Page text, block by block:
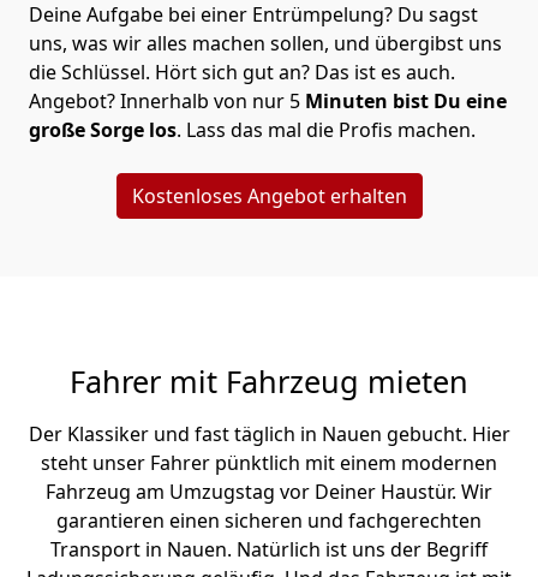
Deine Aufgabe bei einer Entrümpelung? Du sagst
uns, was wir alles machen sollen, und übergibst uns
die Schlüssel. Hört sich gut an? Das ist es auch.
Angebot? Innerhalb von nur 5 Minuten bist Du eine
große Sorge los. Lass das mal die Profis machen.
Kostenloses Angebot erhalten
Fahrer mit Fahrzeug mieten
Der Klassiker und fast täglich in Nauen gebucht. Hier
steht unser Fahrer pünktlich mit einem modernen
Fahrzeug am Umzugstag vor Deiner Haustür. Wir
garantieren einen sicheren und fachgerechten
Transport in Nauen. Natürlich ist uns der Begriff